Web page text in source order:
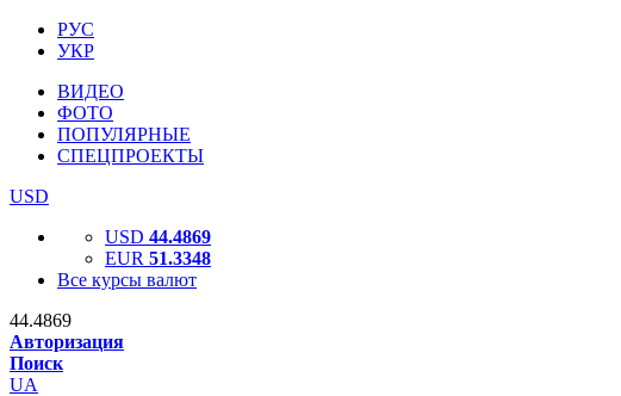
РУС
УКР
ВИДЕО
ФОТО
ПОПУЛЯРНЫЕ
СПЕЦПРОЕКТЫ
USD
USD 44.4869
EUR 51.3348
Все курсы валют
44.4869
Авторизация
Поиск
UA